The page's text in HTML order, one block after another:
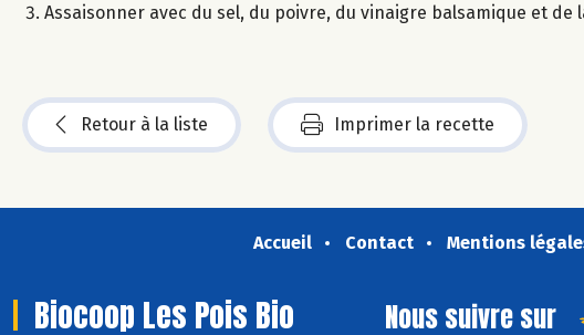
Assaisonner avec du sel, du poivre, du vinaigre balsamique et
Retour à la liste Imprimer la recette
Accueil Contact Mentions
Biocoop Les Pois Bio Nous suivre sur